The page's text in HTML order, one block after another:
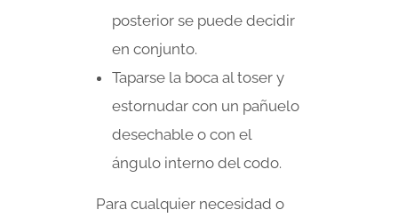
posterior se puede decidir
en conjunto.
Taparse la boca al toser y
estornudar con un pañuelo
desechable o con el
ángulo interno del codo.
Para cualquier necesidad o